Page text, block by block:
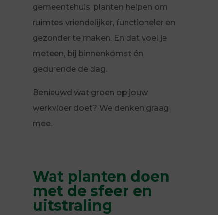
gemeentehuis, planten helpen om
ruimtes vriendelijker, functioneler en
gezonder te maken. En dat voel je
meteen, bij binnenkomst én
gedurende de dag.
Benieuwd wat groen op jouw
werkvloer doet? We denken graag
mee.
Wat planten doen
met de sfeer en
uitstraling